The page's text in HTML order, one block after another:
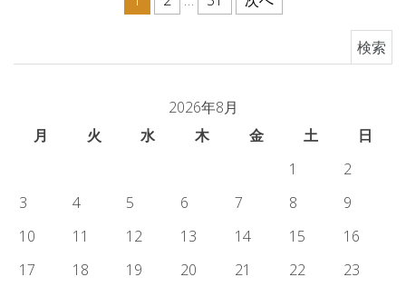
2026年8月
月
火 水 木 金 土
日
1
2
3
4 5 6 7 8
9
10
11 12 13 14 15
16
17
18 19 20 21 22
23